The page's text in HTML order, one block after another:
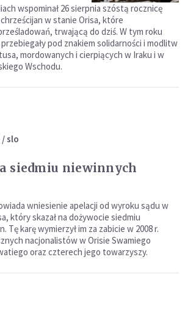
wspominał 26 sierpnia szóstą rocznicę
w stanie Orisa, które
trwającą do dziś. W tym roku
pod znakiem solidarności i modlitw
mordowanych i cierpiących w Iraku i w
Wschodu.
slo
siedmiu niewinnych
wniesienie apelacji od wyroku sądu w
który skazał na dożywocie siedmiu
Tę karę wymierzył im za zabicie w 2008 r.
nacjonalistów w Orisie Swamiego
oraz czterech jego towarzyszy.